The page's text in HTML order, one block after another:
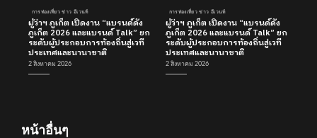
การท่องเที่ยว ข่าว อีเวนท์
ผู้ว่าฯ ภูเก็ต เปิดงาน “แบรนด์ดัง
ภูเก็ต 2026 และแบรนด์ Talk” ยก
ระดับผู้ประกอบการท้องถิ่นสู่เวที
ประเทศและนานาชาติ
2 สิงหาคม 2026
การท่องเที่ยว ข่าว อีเวนท์
ผู้ว่าฯ ภูเก็ต เปิดงาน “แบรนด์ดัง
ภูเก็ต 2026 และแบรนด์ Talk” ยก
ระดับผู้ประกอบการท้องถิ่นสู่เวที
ประเทศและนานาชาติ
2 สิงหาคม 2026
หน้าอื่นๆ